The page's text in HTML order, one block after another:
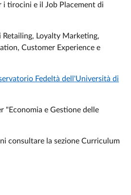
i tirocini e il Job Placement di
Retailing, Loyalty Marketing,
Customer Experience e
Fedeltà dell'Università di
"Economia e Gestione delle
consultare la sezione Curriculum